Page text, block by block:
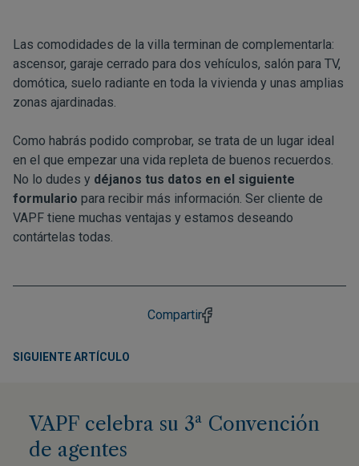
Las comodidades de la villa terminan de complementarla:
ascensor, garaje cerrado para dos vehículos, salón para TV,
domótica, suelo radiante en toda la vivienda y unas amplias
zonas ajardinadas.
Como habrás podido comprobar, se trata de un lugar ideal
en el que empezar una vida repleta de buenos recuerdos.
No lo dudes y déjanos tus datos en el siguiente
formulario para recibir más información. Ser cliente de
VAPF tiene muchas ventajas y estamos deseando
contártelas todas.
Compartir
SIGUIENTE ARTÍCULO
VAPF celebra su 3ª Convención
de agentes